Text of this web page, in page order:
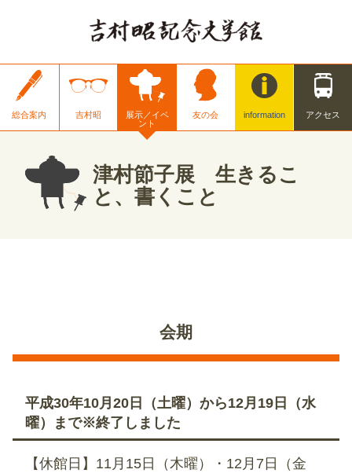
総合案内 吉村昭
展示／イベ
ント
友の会 information アクセス
津村節子展 生きるこ
と、書くこと
会期
平成30年10月20日（土曜）から12月19日（水
曜）まで※終了しました
【休館日】11月15日（木曜）・12月7日（金